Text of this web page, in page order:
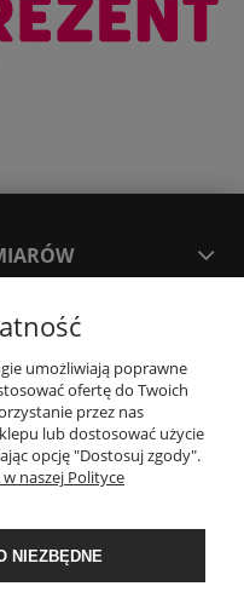
I KOSZTY DOSTAWY
umożliwiają poprawne
ofertę do Twoich
przez nas
lub dostosować użycie
opcję "Dostosuj zgody".
naszej Polityce
NIEZBĘDNE